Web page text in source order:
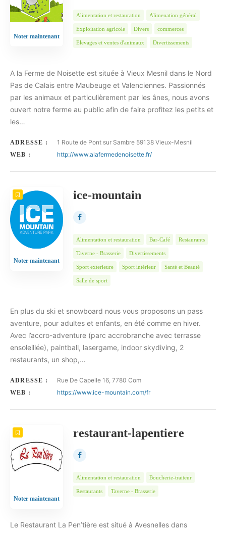
Noter maintenant
Alimentation et restauration Alimenation général
Exploitation agricole Divers commerces
Elevages et ventes d'animaux Divertissements
A la Ferme de Noisette est située à Vieux Mesnil dans le Nord
Pas de Calais entre Maubeuge et Valenciennes. Passionnés
par les animaux et particulièrement par les ânes, nous avons
ouvert notre ferme au public afin de faire profitez les petits et
les…
ADRESSE : 1 Route de Pont sur Sambre 59138 Vieux-Mesnil
WEB : http://www.alafermedenoisette.fr/
Noter maintenant
ice-mountain
Alimentation et restauration Bar-Café Restaurants
Taverne - Brasserie Divertissements
Sport exterieure Sport intérieur Santé et Beauté
Salle de sport
En plus du ski et snowboard nous vous proposons un pass
aventure, pour adultes et enfants, en été comme en hiver.
Avec l’accro-adventure (parc accrobranche avec terrasse
ensoleillée), paintball, lasergame, indoor skydiving, 2
restaurants, un shop,…
ADRESSE : Rue De Capelle 16, 7780 Com
WEB : https://www.ice-mountain.com/fr
Noter maintenant
restaurant-lapentiere
Alimentation et restauration Boucherie-traiteur
Restaurants Taverne - Brasserie
Le Restaurant La Pen’tière est situé à Avesnelles dans